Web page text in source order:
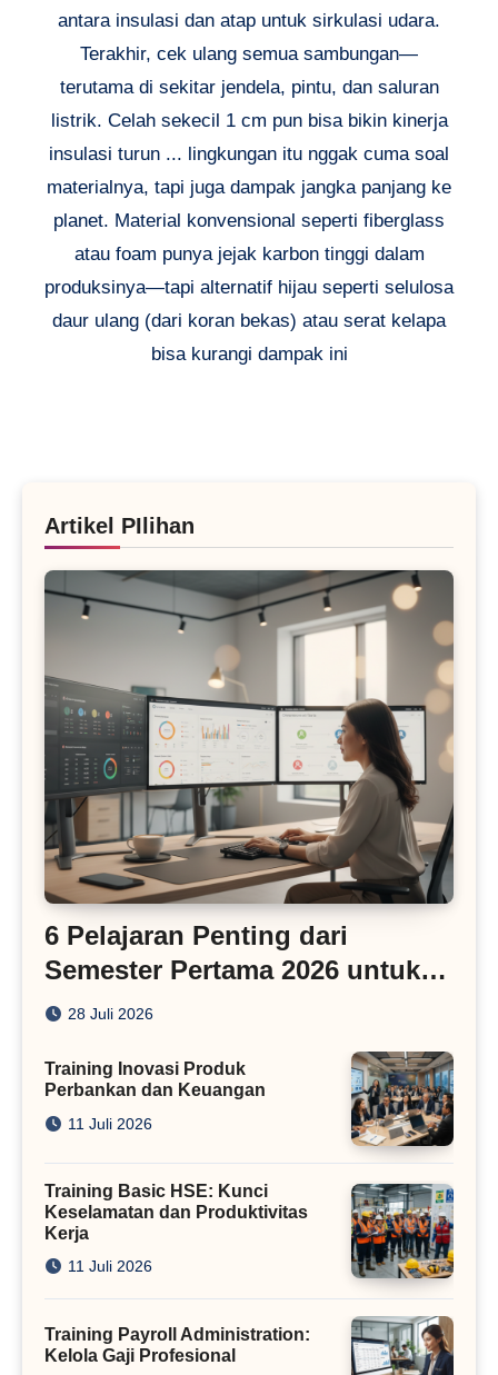
antara insulasi dan atap untuk sirkulasi udara.
Terakhir, cek ulang semua sambungan—
terutama di sekitar jendela, pintu, dan saluran
listrik. Celah sekecil 1 cm pun bisa bikin kinerja
insulasi turun ... lingkungan itu nggak cuma soal
materialnya, tapi juga dampak jangka panjang ke
planet. Material konvensional seperti fiberglass
atau foam punya jejak karbon tinggi dalam
produksinya—tapi alternatif hijau seperti selulosa
daur ulang (dari koran bekas) atau serat kelapa
bisa kurangi dampak ini
Artikel PIlihan
6 Pelajaran Penting dari
Semester Pertama 2026 untuk
Bisnis Digital
28 Juli 2026
Training Inovasi Produk
Perbankan dan Keuangan
11 Juli 2026
Training Basic HSE: Kunci
Keselamatan dan Produktivitas
Kerja
11 Juli 2026
Training Payroll Administration:
Kelola Gaji Profesional